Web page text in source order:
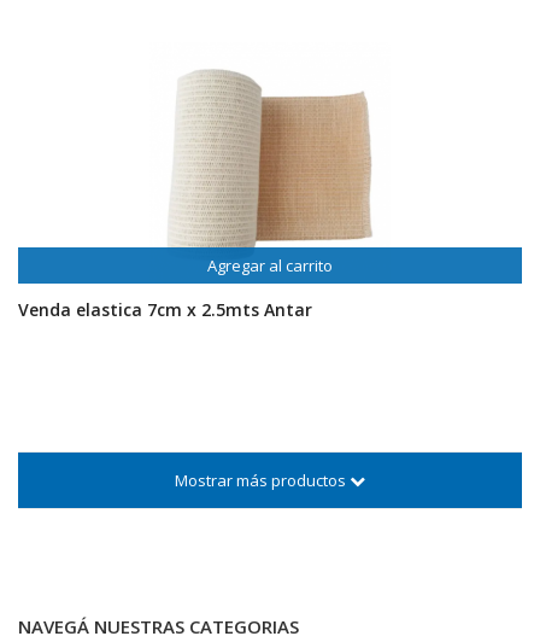
Agregar al carrito
Venda elastica 7cm x 2.5mts Antar
Mostrar más productos
NAVEGÁ NUESTRAS CATEGORIAS